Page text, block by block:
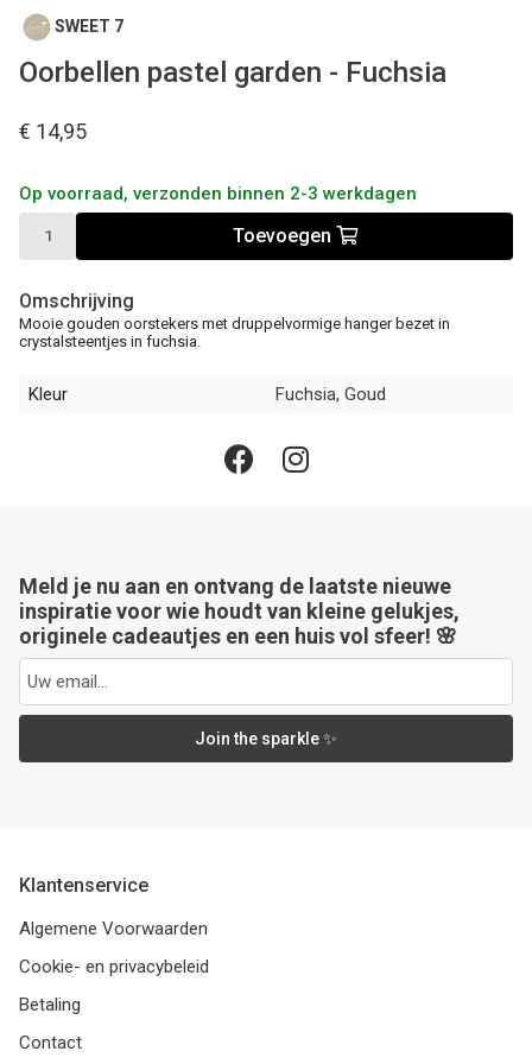
SWEET 7
Oorbellen pastel garden - Fuchsia
€ 14,95
Op voorraad, verzonden binnen 2-3 werkdagen
Toevoegen
Omschrijving
Mooie gouden oorstekers met druppelvormige hanger bezet in
crystalsteentjes in fuchsia.
Kleur Fuchsia, Goud
Meld je nu aan en ontvang de laatste nieuwe
inspiratie voor wie houdt van kleine gelukjes,
originele cadeautjes en een huis vol sfeer! 🌸
Join the sparkle ✨
Klantenservice
Algemene Voorwaarden
Cookie- en privacybeleid
Betaling
Contact